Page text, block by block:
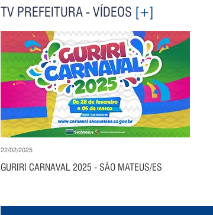
TV PREFEITURA - VÍDEOS [+]
22/02/2025
GURIRI CARNAVAL 2025 - SÃO MATEUS/ES